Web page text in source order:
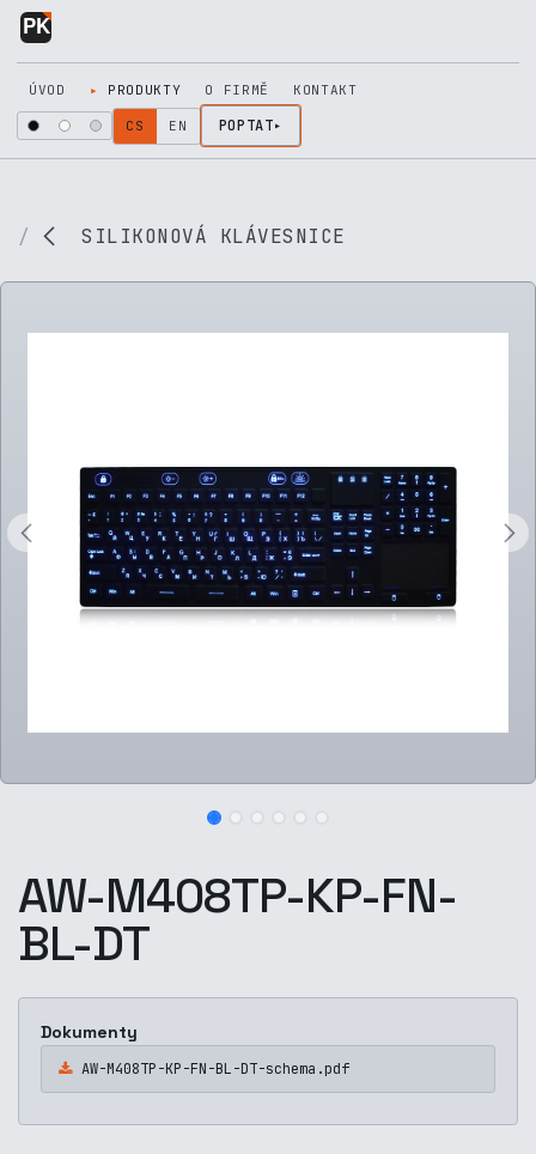
Přejít na obsah
ÚVOD PRODUKTY O FIRMĚ KONTAKT
CS EN POPTAT
SILIKONOVÁ KLÁVESNICE
AW-M408TP-KP-FN-
BL-DT
Dokumenty
AW-M408TP-KP-FN-BL-DT-schema.pdf